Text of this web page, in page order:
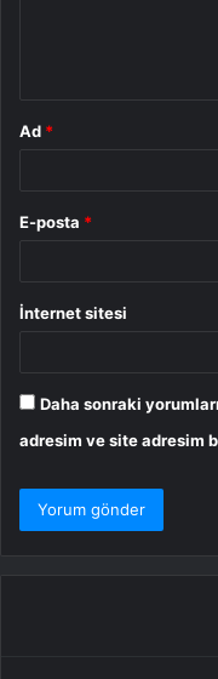
Ad *
E-posta *
İnternet sitesi
Daha sonraki
adresim ve site adresim